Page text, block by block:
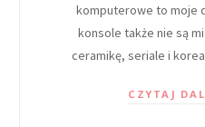
komputerowe to moje
konsole także nie są
ceramikę, seriale i
CZYTAJ